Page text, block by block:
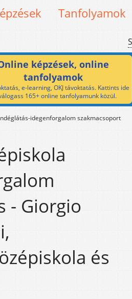
Tanfolyamok
képzések, online
tanfolyamok
e-learning, OKJ távoktatás. Kattints ide
165+ online tanfolyamunk közül.
idegenforgalom szakmacsoport
- Giorgio
és